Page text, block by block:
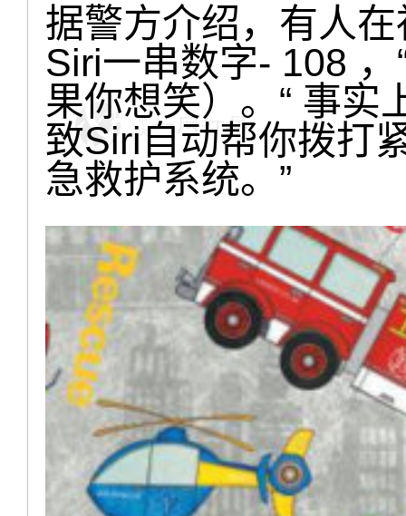
据警方介绍，有人
Siri一串数字- 108
果你想笑）。“ 事实
致Siri自动帮你拨打
急救护系统。”